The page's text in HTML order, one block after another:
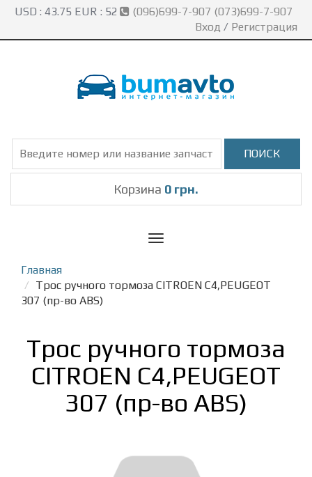
USD : 43.75 EUR : 52
(096)699-7-907 (073)699-7-907
Вход / Регистрация
Корзина 0 грн.
Toggle
Главная
Трос ручного тормоза CITROEN C4,PEUGEOT
307 (пр-во ABS)
Трос ручного тормоза
CITROEN C4,PEUGEOT
307 (пр-во ABS)